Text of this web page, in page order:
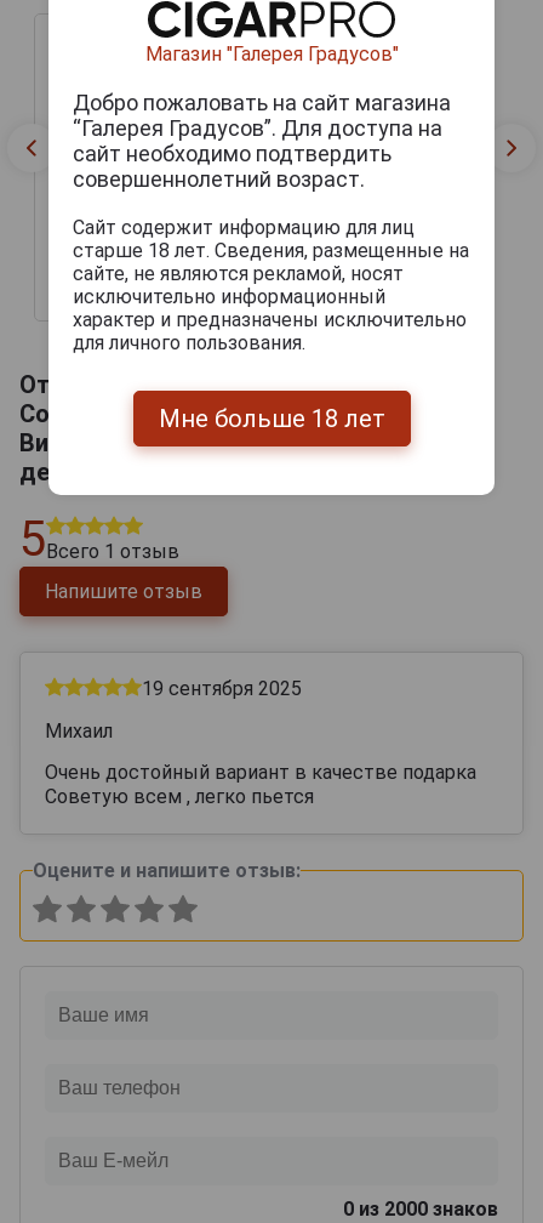
Armagnac Janneau
Vintage Collection 1973
Винтажная Коллекция
1973г 0.7л в деревянной
упаковке
18 215 руб.
Отзывы на Armagnac Janneau Vintage
Collection 1973 years Арманьяк Жанно
Винтажная Коллекция 1973г 0.7л в
деревянной упаковке
5 Всего 1 отзыв
Напишите отзыв
19 сентября 2025
Михаил
Очень достойный вариант в качестве подарка
Советую всем , легко пьется
Оцените и напишите отзыв:
0 из 2000 знаков
Магазин "Галерея Градусов"
Добро пожаловать на сайт магазина
“Галерея Градусов”. Для доступа на
сайт необходимо подтвердить
совершеннолетний возраст.
Сайт содержит информацию для лиц
старше 18 лет. Сведения, размещенные на
сайте, не являются рекламой, носят
исключительно информационный
характер и предназначены исключительно
для личного пользования.
Мне больше 18 лет